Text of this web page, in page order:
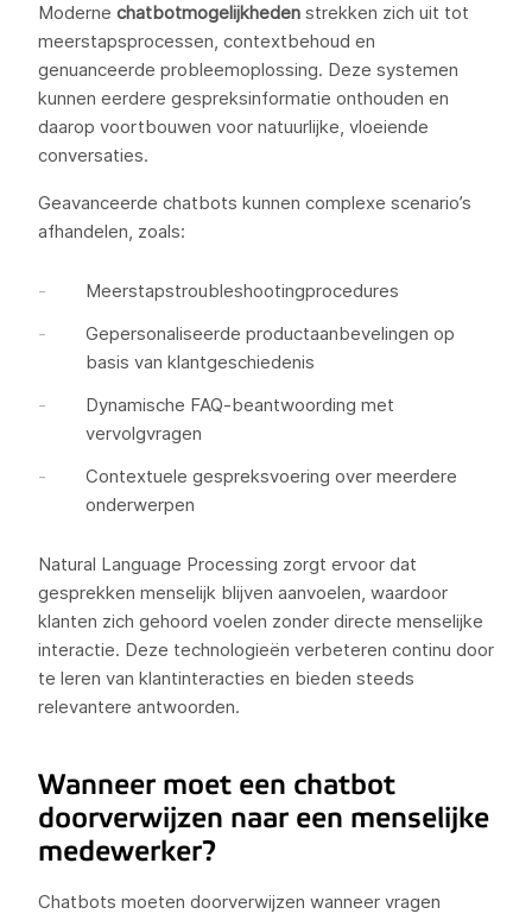
Moderne chatbotmogelijkheden strekken zich uit tot
meerstapsprocessen, contextbehoud en
genuanceerde probleemoplossing. Deze systemen
kunnen eerdere gespreksinformatie onthouden en
daarop voortbouwen voor natuurlijke, vloeiende
conversaties.
Geavanceerde chatbots kunnen complexe scenario’s
afhandelen, zoals:
Meerstapstroubleshootingprocedures
Gepersonaliseerde productaanbevelingen op
basis van klantgeschiedenis
Dynamische FAQ-beantwoording met
vervolgvragen
Contextuele gespreksvoering over meerdere
onderwerpen
Natural Language Processing zorgt ervoor dat
gesprekken menselijk blijven aanvoelen, waardoor
klanten zich gehoord voelen zonder directe menselijke
interactie. Deze technologieën verbeteren continu door
te leren van klantinteracties en bieden steeds
relevantere antwoorden.
Wanneer moet een chatbot
doorverwijzen naar een menselijke
medewerker?
Chatbots moeten doorverwijzen wanneer vragen